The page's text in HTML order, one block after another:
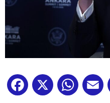
Facebook
X